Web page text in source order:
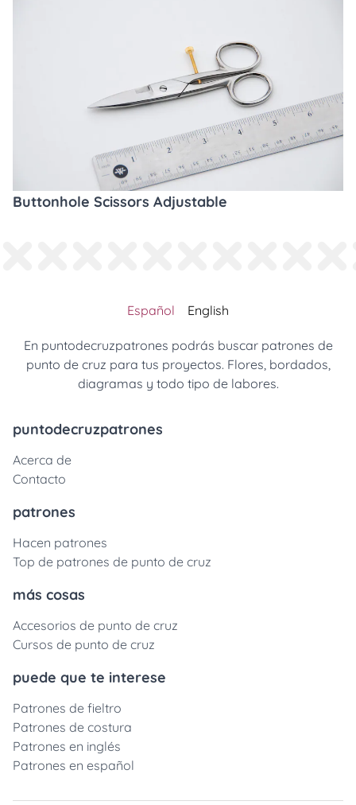
Buttonhole Scissors Adjustable
Español English
En puntodecruzpatrones podrás buscar patrones de
punto de cruz para tus proyectos. Flores, bordados,
diagramas y todo tipo de labores.
puntodecruzpatrones
Acerca de
Contacto
patrones
Hacen patrones
Top de patrones de punto de cruz
más cosas
Accesorios de punto de cruz
Cursos de punto de cruz
puede que te interese
Patrones de fieltro
Patrones de costura
Patrones en inglés
Patrones en español